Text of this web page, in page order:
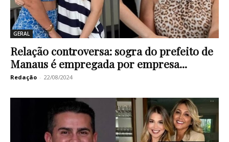
GERAL
Relação controversa: sogra do prefeito de
Manaus é empregada por empresa...
Redação - 22/08/2024